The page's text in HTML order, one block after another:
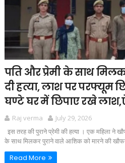
पति और प्रेमी के साथ
दी हत्या, लाश पर परफ्यूम
घण्टे घर में छिपाए रखे
Raj verma
July 29, 2026
इस तरह की पुराने प्रेमी की हत्या । एक महिला ने
के साथ मिलकर पुराने वाले आशिक को मारने की
Read More